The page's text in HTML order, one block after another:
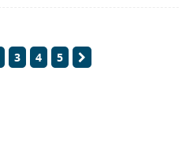
3 4 5